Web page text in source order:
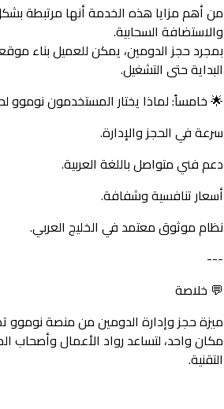
من أهم مزايا هذه الخدمة أنها مرتبطة
والاستضافة السحابية.
بمجرد حجز الدومين، يمكن للعميل بناء
البداية حتى التشغيل.
🌟 خامساً: لماذا يختار المستخدمون نوموو
سرعة في الحجز والإدارة.
دعم فني متواصل باللغة العربية.
أسعار تنافسية وشفافة.
نظام موثوق معتمد في الخليج العربي.
---
💬 خلاصة
ميزة حجز وإدارة الدومين من منصة نوموو
مكان واحد، لتساعد رواد الأعمال وأصحاب
التقنية.